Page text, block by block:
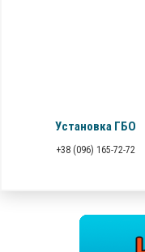
Установка ГБО
+38 (096) 165-72-72